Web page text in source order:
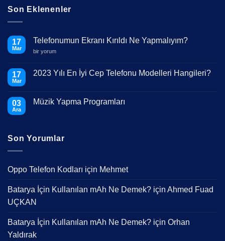
Son Eklenenler
17
Mar
Telefonumun Ekranı Kırıldı Ne Yapmalıyım?
Telefonumun
Ne
Yapmalıyım?
bir yorum
17
Mar
2023 Yılı En İyi Cep Telefonu Modelleri Hangileri?
Yılı
Hangileri?
03
Ara
Müzik Yapma Programları
Programları
Son Yorumlar
Oppo Telefon Kodları için Mehmet
Batarya İçin Kullanılan mAh Ne Demek? için Ahmed Fuad
UÇKAN
Batarya İçin Kullanılan mAh Ne Demek? için Orhan
Yaldırak